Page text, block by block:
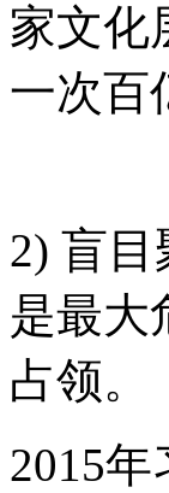
家文化
一次百
2) 盲
是最大
占领。
2015